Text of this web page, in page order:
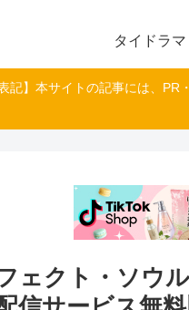
タイドラ
記】本サイトの記事には、
フェクト・ソウ